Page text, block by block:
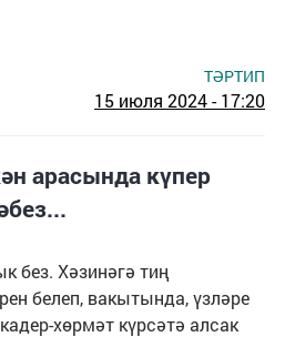
ТӘРТИП
15 июля 2024 - 17:20
арасында күпер
без. Хәзинәгә тиң
белеп, вакытында, үзләре
хөрмәт күрсәтә алсак